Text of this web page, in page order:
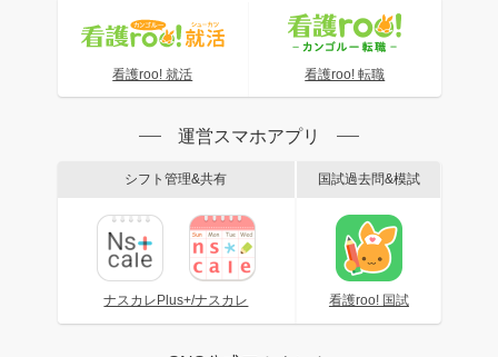
看護roo! 就活 看護roo! 転職
運営スマホアプリ
シフト管理&共有
ナスカレPlus+/ナスカレ
国試過去問&模試
看護roo! 国試